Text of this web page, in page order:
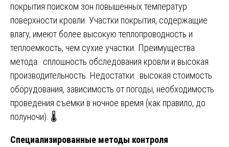
покрытия поиском зон повышенных температур
поверхности кровли. Участки покрытия, содержащие
влагу, имеют более высокую теплопроводность и
теплоемкость, чем сухие участки. Преимущества
метода: сплошность обследования кровли и высокая
производительность. Недостатки: высокая стоимость
оборудования, зависимость от погоды, необходимость
проведения съемки в ночное время (как правило, до
полуночи). 🌡️
Специализированные методы контроля